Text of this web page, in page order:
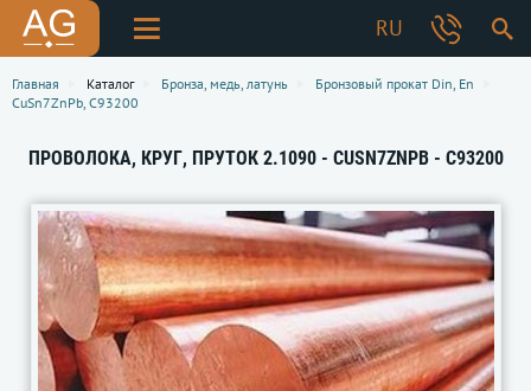
RU
Главная Каталог Бронза, медь, латунь
Бронзовый прокат Din, En
CuSn7ZnPb, C93200
ПРОВОЛОКА, КРУГ, ПРУТОК 2.1090 - CUSN7ZNPB - C93200